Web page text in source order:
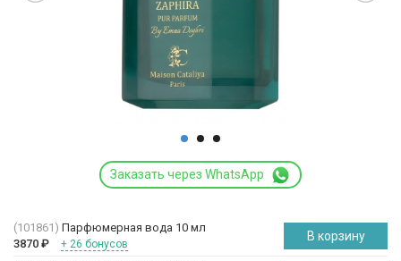
Заказать через WhatsApp
(101861) Парфюмерная вода 10 мл
3870 ₽ + 26 бонусов
В корзину